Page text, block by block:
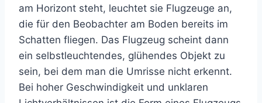
am Horizont steht, leuchtet sie Flugzeuge an,
die für den Beobachter am Boden bereits im
Schatten fliegen. Das Flugzeug scheint dann
ein selbstleuchtendes, glühendes Objekt zu
sein, bei dem man die Umrisse nicht erkennt.
Bei hoher Geschwindigkeit und unklaren